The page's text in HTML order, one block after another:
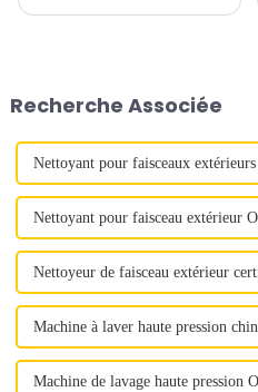
haute performance et
Recherche Associée
Nettoyant pour faisceaux
Nettoyant pour faisceau extérieur
Nettoyeur de faisceau extérieur
Machine à laver haute pression
Machine de lavage haute pression